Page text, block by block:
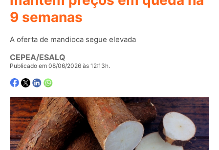
9 semanas
A oferta de mandioca segue elevada
CEPEA/ESALQ
Publicado em 08/06/2026 às 12:13h.